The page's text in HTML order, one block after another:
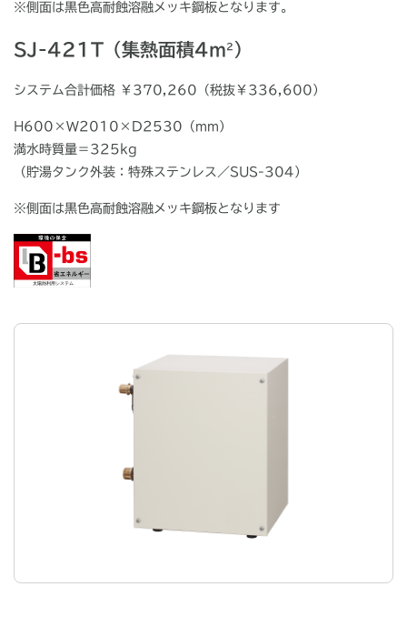
※側面は黒色高耐蝕溶融メッキ鋼板となります。
SJ-421T（集熱面積4m 2 ）
システム合計価格 ￥370,260（税抜￥336,600）
H600×W2010×D2530（mm）
満水時質量＝325kg
（貯湯タンク外装：特殊ステンレス／SUS-304）
※側面は黒色高耐蝕溶融メッキ鋼板となります